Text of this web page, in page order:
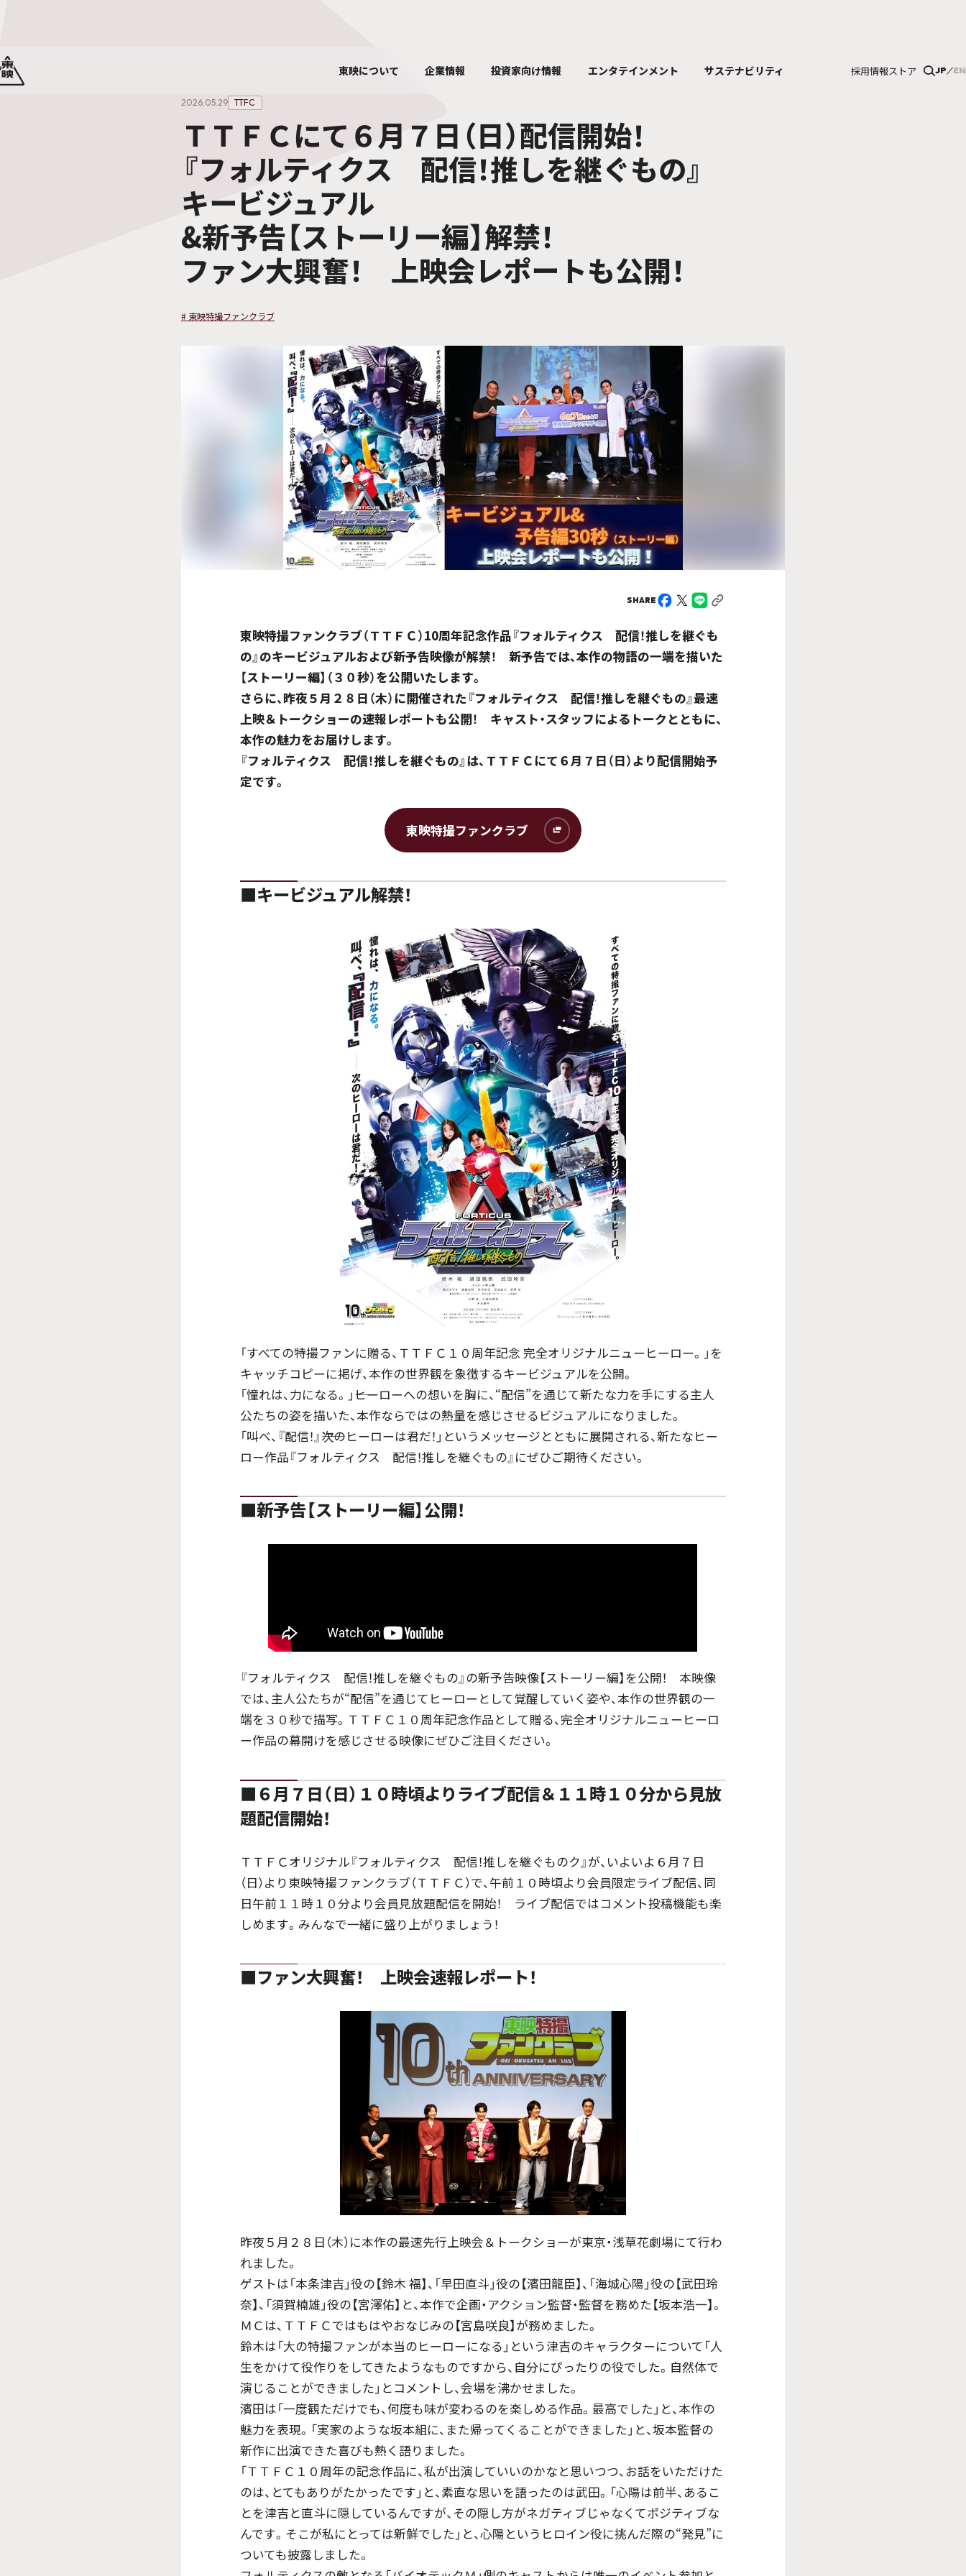
東映について 企業情報 投資家向け情報 エンタテインメント サステナビリティ 採用情報ストア JP EN
2026.05.29 TTFC
ＴＴＦＣにて６月７日（日）配信開始！
『フォルティクス 配信！推しを継ぐもの』
キービジュアル
&新予告【ストーリー編】解禁！
ファン大興奮！ 上映会レポートも公開！
# 東映特撮ファンクラブ
SHARE
東映特撮ファンクラブ（ＴＴＦＣ）10周年記念作品『フォルティクス 配信！推しを継ぐも
の』のキービジュアルおよび新予告映像が解禁！ 新予告では、本作の物語の一端を描いた
【ストーリー編】（３０秒）を公開いたします。
さらに、昨夜５月２８日（木）に開催された『フォルティクス 配信！推しを継ぐもの』最速
上映＆トークショーの速報レポートも公開！ キャスト・スタッフによるトークとともに、
本作の魅力をお届けします。
『フォルティクス 配信！推しを継ぐもの』は、ＴＴＦＣにて６月７日（日）より配信開始予
定です。
東映特撮ファンクラブ
■キービジュアル解禁！
「すべての特撮ファンに贈る、ＴＴＦＣ１０周年記念 完全オリジナルニューヒーロー。」を
キャッチコピーに掲げ、本作の世界観を象徴するキービジュアルを公開。
「憧れは、力になる。」――ヒーローへの想いを胸に、“配信”を通じて新たな力を手にする主人
公たちの姿を描いた、本作ならではの熱量を感じさせるビジュアルになりました。
「叫べ、『配信！』――次のヒーローは君だ！」というメッセージとともに展開される、新たなヒー
ロー作品『フォルティクス 配信！推しを継ぐもの』にぜひご期待ください。
■新予告【ストーリー編】公開！
『フォルティクス 配信！推しを継ぐもの』の新予告映像【ストーリー編】を公開！ 本映像
では、主人公たちが“配信”を通じてヒーローとして覚醒していく姿や、本作の世界観の一
端を３０秒で描写。ＴＴＦＣ１０周年記念作品として贈る、完全オリジナルニューヒーロ
ー作品の幕開けを感じさせる映像にぜひご注目ください。
■６月７日（日）１０時頃よりライブ配信＆１１時１０分から見放
題配信開始！
ＴＴＦＣオリジナル『フォルティクス 配信！推しを継ぐものク』が、いよいよ６月７日
（日）より東映特撮ファンクラブ（ＴＴＦＣ）で、午前１０時頃より会員限定ライブ配信、同
日午前１１時１０分より会員見放題配信を開始！ ライブ配信ではコメント投稿機能も楽
しめます。みんなで一緒に盛り上がりましょう！
■ファン大興奮！ 上映会速報レポート！
昨夜５月２８日（木）に本作の最速先行上映会＆トークショーが東京・浅草花劇場にて行わ
れました。
ゲストは「本条津吉」役の【鈴木 福】、「早田直斗」役の【濱田龍臣】、「海城心陽」役の【武田玲
奈】、「須賀楠雄」役の【宮澤佑】と、本作で企画・アクション監督・監督を務めた【坂本浩一】。
ＭＣは、ＴＴＦＣではもはやおなじみの【宮島咲良】が務めました。
鈴木は「大の特撮ファンが本当のヒーローになる」という津吉のキャラクターについて「人
生をかけて役作りをしてきたようなものですから、自分にぴったりの役でした。自然体で
演じることができました」とコメントし、会場を沸かせました。
濱田は「一度観ただけでも、何度も味が変わるのを楽しめる作品。最高でした」と、本作の
魅力を表現。「実家のような坂本組に、また帰ってくることができました」と、坂本監督の
新作に出演できた喜びも熱く語りました。
「ＴＴＦＣ１０周年の記念作品に、私が出演していいのかなと思いつつ、お話をいただけた
のは、とてもありがたかったです」と、素直な思いを語ったのは武田。「心陽は前半、あるこ
とを津吉と直斗に隠しているんですが、その隠し方がネガティブじゃなくてポジティブな
んです。そこが私にとっては新鮮でした」と、心陽というヒロイン役に挑んだ際の“発見”に
ついても披露しました。